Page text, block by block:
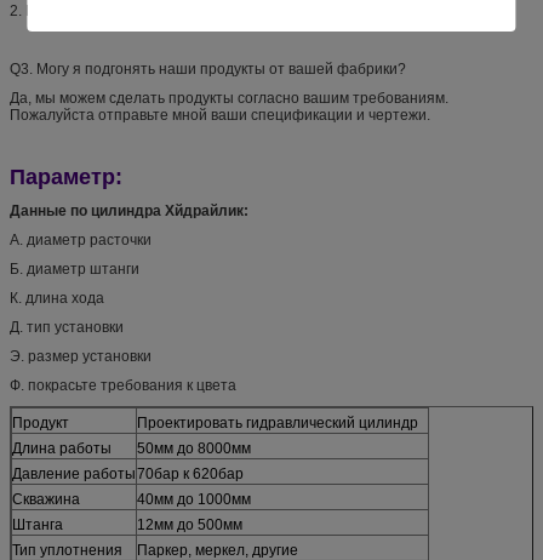
2. Погашены и закалены трубки.
Q3. Могу я подгонять наши продукты от вашей фабрики?
Да, мы можем сделать продукты согласно вашим требованиям.
Пожалуйста отправьте мной ваши спецификации и чертежи.
Параметр:
Данные по цилиндра Хйдрайлик:
А. диаметр расточки
Б. диаметр штанги
К. длина хода
Д. тип установки
Э. размер установки
Ф. покрасьте требования к цвета
Продукт
Проектировать гидравлический цилиндр
Длина работы
50мм до 8000мм
Давление работы70бар к 620бар
Скважина
40мм до 1000мм
Штанга
12мм до 500мм
Тип уплотнения
Паркер, меркел, другие